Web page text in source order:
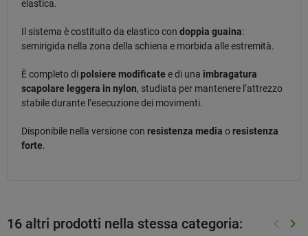
elastica.
Il sistema è costituito da elastico con doppia guaina:
semirigida nella zona della schiena e morbida alle estremità.
È completo dipolsiere modificate e di una imbragatura
scapolare leggera in nylon, studiata per mantenere l’attrezzo
stabile durante l’esecuzione dei movimenti.
Disponibile nella versione con resistenza media oresistenza
forte.
16 altri prodotti nella stessa categoria: keyboard_arrow_left keyboard_arrow_right